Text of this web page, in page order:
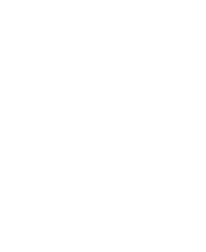
la Côte d'Ivoire, le sous-